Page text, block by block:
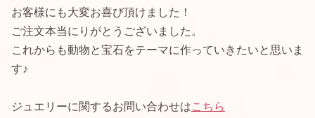
お客様にも大変お喜び頂けました！
ご注文本当にりがとうございました。
これからも動物と宝石をテーマに作っていきたいと思いま
す♪
ジュエリーに関するお問い合わせはこちら